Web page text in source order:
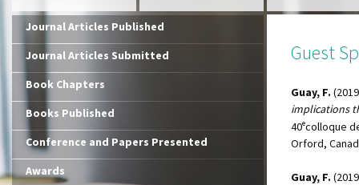
Journal Articles Published
Journal Articles Submitted
Book Chapters
Books Published
Conference and Papers Presented
Awards
Guest
Guay, F.
implications
40ecolloque
Orford,
Guay, F.